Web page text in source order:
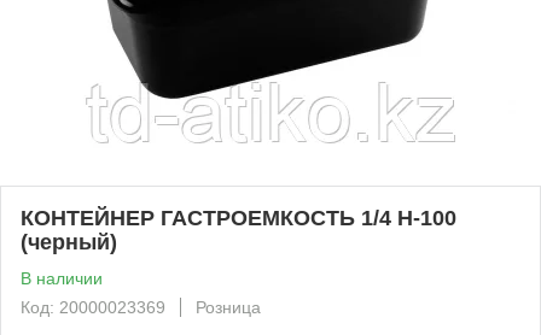
КОНТЕЙНЕР ГАСТРОЕМКОСТЬ 1/4 H-100
(черный)
В наличии
Код: 20000023369
Розница